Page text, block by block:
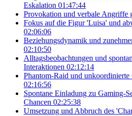
Eskalation 01:47:44
Provokation und verbale Angriffe
Fokus auf die Figur 'Luisa' und
02:06:06
Beziehungsdynamik und
02:10:50
Alltagsbeobachtungen und
Interaktionen 02:12:14
Phantom-Raid und
02:16:56
Spontane Einladung zu Gaming-
Chancen 02:25:38
Umsetzung und Abbruch des